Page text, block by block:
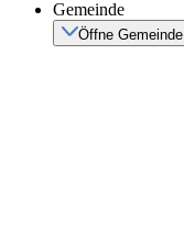
Gemeinde
Öffne Gemeinde